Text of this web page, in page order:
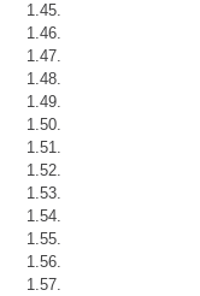
1.45.
1.46.
1.47.
1.48.
1.49.
1.50.
1.51.
1.52.
1.53.
1.54.
1.55.
1.56.
1.57.